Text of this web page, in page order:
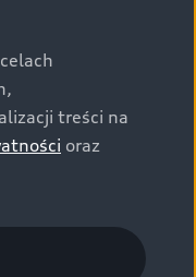
marki Audi
pod
wymagania
zgodne z
wydanymi wg
wszystkim
sieci
treści na
oraz